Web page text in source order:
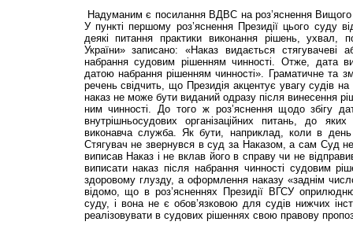
Надуманим є посилання ВДВС на роз’яснення Вищого
У пункті першому роз’яснення Президії цього суду
деякі питання практики виконання рішень, ухвал,
України» записано: «Наказ видається стягувачеві
набрання судовим рішенням чинності. Отже, дата
датою набрання рішенням чинності». Граматичне та
речень свідчить, що Президія акцентує увагу судів на
наказ не може бути виданий одразу після винесення
ним чинності. До того ж роз’яснення щодо збігу
внутрішньосудових організаційних питань, до
виконавча служба. Як бути, наприклад, коли в день
Стягувач не звернувся в суд за Наказом, а сам Суд
виписав Наказ і не вклав його в справу чи не
виписати наказ після набрання чинності судовим
здоровому глузду, а оформлення наказу «заднім
відомо, що в роз’ясненнях Президії ВГСУ
суду, і вона не є обов’язковою для судів нижчих
реалізовувати в судових рішеннях свою правову